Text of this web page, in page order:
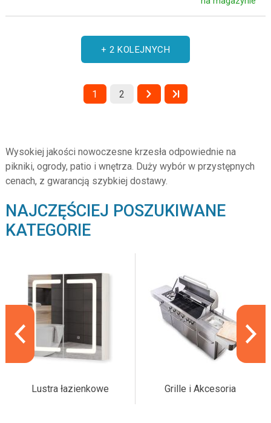
+ 2 KOLEJNYCH
1 2
Wysokiej jakości nowoczesne krzesła odpowiednie na
pikniki, ogrody, patio i wnętrza. Duży wybór w przystępnych
cenach, z gwarancją szybkiej dostawy.
NAJCZĘŚCIEJ POSZUKIWANE
KATEGORIE
Lustra łazienkowe Grille i Akcesoria